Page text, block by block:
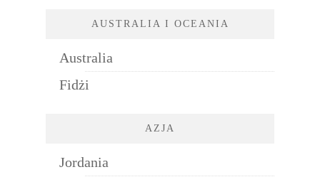
AUSTRALIA I OCEANIA
Australia
Fidżi
AZJA
Jordania